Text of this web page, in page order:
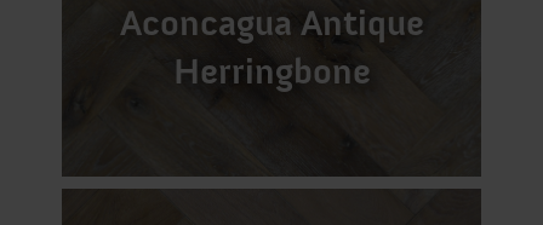
Aconcagua Antique
Herringbone